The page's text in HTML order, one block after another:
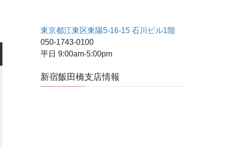
東京都江東区東陽5-16-15 石川ビル1階
050-1743-0100
平日 9:00am-5:00pm
新宿飯田橋支店情報